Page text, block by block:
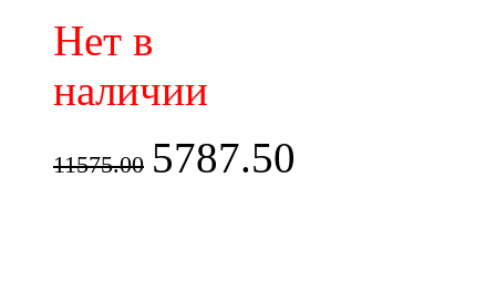
Нет в
наличии
11575.00 5787.50